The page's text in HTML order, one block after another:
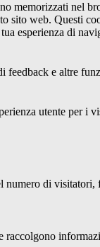
memorizzati nel
sito web. Questi
esperienza di
feedback e altre
utente per i
di visitatori,
raccolgono